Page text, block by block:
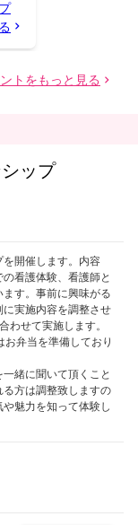
ップ
開催します。内容
看護体験、看護師と
す。事前に興味がる
実施内容を調整させ
わせて実施します。
弁当を準備しており
緒に聞いて頂くこと
方は調整致しますの
魅力を知って体験し